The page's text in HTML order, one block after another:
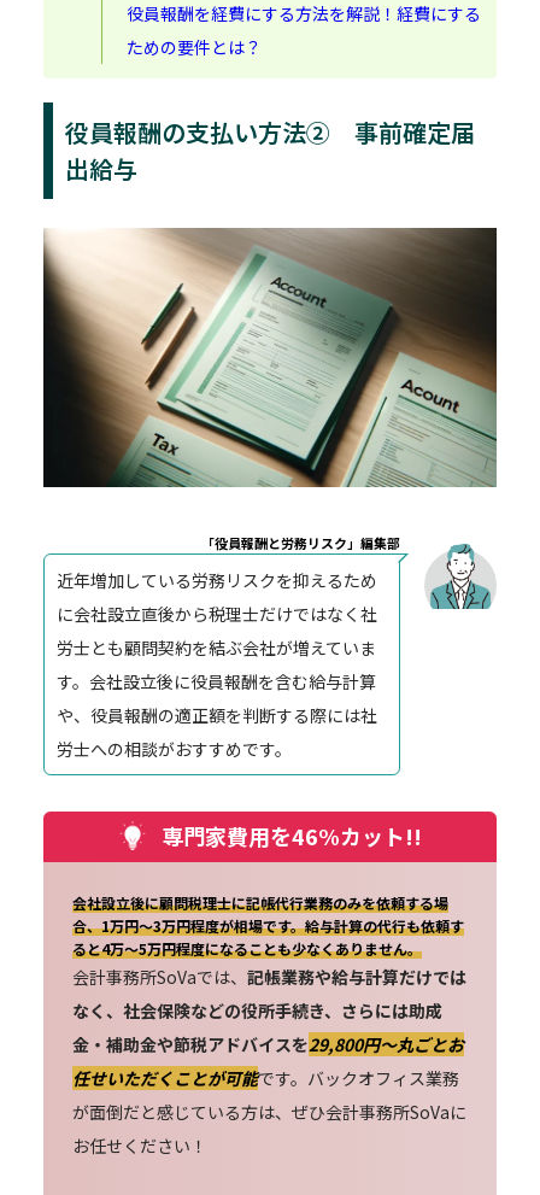
役員報酬を経費にする方法を解説！経費にする
ための要件とは？
役員報酬の支払い方法② 事前確定届
出給与
「役員報酬と労務リスク」編集部
近年増加している労務リスクを抑えるため
に会社設立直後から税理士だけではなく社
労士とも顧問契約を結ぶ会社が増えていま
す。会社設立後に役員報酬を含む給与計算
や、役員報酬の適正額を判断する際には社
労士への相談がおすすめです。
専門家費用を46%カット!!
会社設立後に顧問税理士に記帳代行業務のみを依頼する場
合、1万円～3万円程度が相場です。給与計算の代行も依頼す
ると4万～5万円程度になることも少なくありません。
会計事務所SoVaでは、 記帳業務や給与計算だけでは
なく、社会保険などの役所手続き、さらには助成
金・補助金や節税アドバイスを29,800円〜丸ごとお
任せいただくことが可能です。バックオフィス業務
が面倒だと感じている方は、ぜひ会計事務所SoVaに
お任せください！